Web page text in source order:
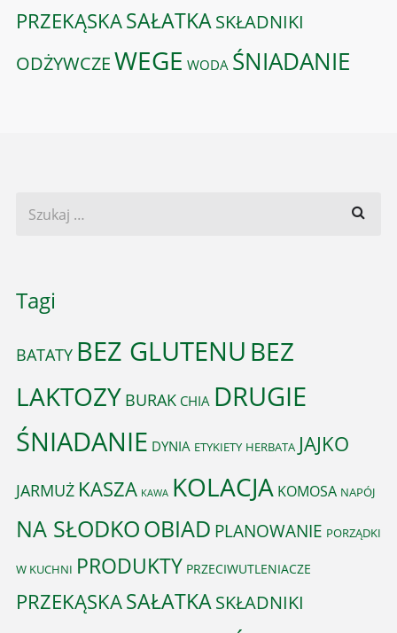
PRZEKĄSKASAŁATKASKŁADNIKI
ODŻYWCZEWEGE WODA ŚNIADANIE
Tagi
BATATY BEZ GLUTENU BEZ
LAKTOZY BURAK CHIA DRUGIE
ŚNIADANIE DYNIA ETYKIETY HERBATA JAJKO
JARMUŻ KASZA KAWA KOLACJA KOMOSA NAPÓJ
NA SŁODKOOBIAD PLANOWANIE PORZĄDKI
W KUCHNI PRODUKTY PRZECIWUTLENIACZE
PRZEKĄSKASAŁATKASKŁADNIKI